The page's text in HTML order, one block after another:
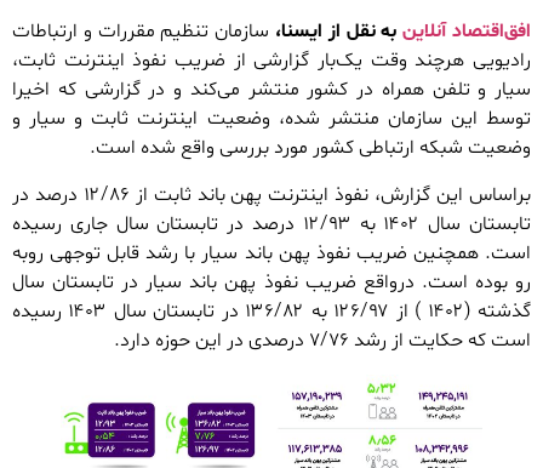
افق‌اقتصاد آنلاینبه نقل از ایسنا، سازمان تنظیم مقررات و ارتباطات
رادیویی هرچند وقت یک‌بار گزارشی از ضریب نفوذ اینترنت ثابت،
سیار و تلفن همراه در کشور منتشر می‌کند و در گزارشی که اخیرا
توسط این سازمان منتشر شده، وضعیت اینترنت ثابت و سیار و
وضعیت شبکه ارتباطی کشور مورد بررسی واقع شده است.
براساس این گزارش، نفوذ اینترنت پهن باند ثابت از ۱۲/۸۶ درصد در
تابستان سال ۱۴۰۲ به ۱۲/۹۳ درصد در تابستان سال جاری رسیده
است. همچنین ضریب نفوذ پهن باند سیار با رشد قابل توجهی روبه
رو بوده است. درواقع ضریب نفوذ پهن باند سیار در تابستان سال
گذشته (۱۴۰۲ ) از ۱۲۶/۹۷ به ۱۳۶/۸۲ در تابستان سال ۱۴۰۳ رسیده
است که حکایت از رشد ۷/۷۶ درصدی در این حوزه دارد.